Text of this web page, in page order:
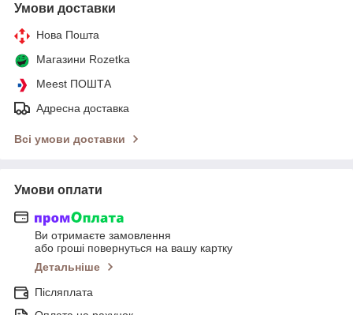
Умови доставки
Нова Пошта
Магазини Rozetka
Meest ПОШТА
Адресна доставка
Всі умови доставки
Умови оплати
Ви отримаєте замовлення
або гроші повернуться на вашу картку
Детальніше
Післяплата